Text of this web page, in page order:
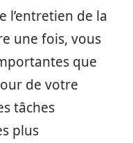
l’entretien de la
une fois, vous
que
de votre
tâches
plus